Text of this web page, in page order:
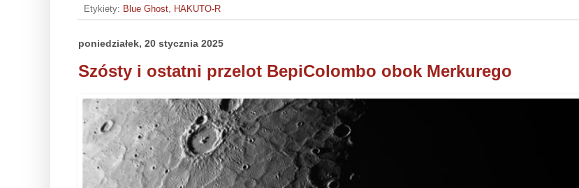
Etykiety: Blue Ghost, HAKUTO-R
poniedziałek, 20 stycznia 2025
Szósty i ostatni przelot BepiColombo obok Merkurego